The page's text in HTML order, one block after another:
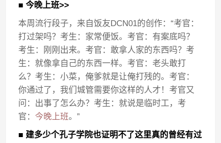
■ 今晚上班>>
本周流行段子，来自饭友DCN01的创作：“考官：
打过架吗？考生：家常便饭。考官：有案底吗？
考生：刚刚出来。考官：敢拿人家的东西吗？考
生：就像拿自己的东西一样。考官：老头敢打
么？考生：小菜，俺爹就是让俺打残的。考官：
你通过了，我们城管需要你这样的人才！考官又
问：出事了怎么办？考生：就说是临时工，考
官： 今晚上班。”
■ 建多少个孔子学院也证明不了这里真的曾经有过